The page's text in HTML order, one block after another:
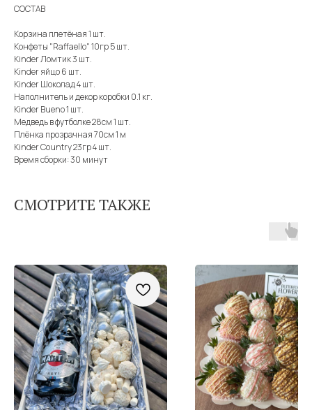
СОСТАВ
Корзина плетёная 1 шт.
Конфеты "Raffaello" 10гр 5 шт.
Kinder Ломтик 3 шт.
Kinder яйцо 6 шт.
Kinder Шоколад 4 шт.
Наполнитель и декор коробки 0.1 кг.
Kinder Bueno 1 шт.
Медведь в футболке 28см 1 шт.
Плёнка прозрачная 70см 1 м
Kinder Country 23гр 4 шт.
Время сборки: 30 минут
СМОТРИТЕ ТАКЖЕ